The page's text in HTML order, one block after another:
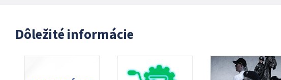
Dôležité informácie